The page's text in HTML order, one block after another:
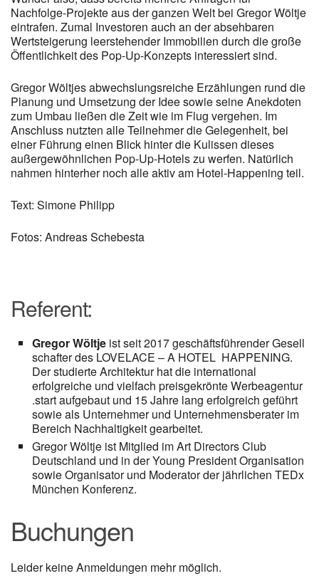
Nachfolge-Projekte aus der ganzen Welt bei Gregor Wöltje
eintrafen. Zumal Investoren auch an der absehbaren
Wertsteigerung leerstehender Immobilien durch die große
Öffentlichkeit des Pop-Up-Konzepts interessiert sind.
Gregor Wöltjes abwechslungsreiche Erzählungen rund die
Planung und Umsetzung der Idee sowie seine Anekdoten
zum Umbau ließen die Zeit wie im Flug vergehen. Im
Anschluss nutzten alle Teilnehmer die Gelegenheit, bei
einer Führung einen Blick hinter die Kulissen dieses
außergewöhnlichen Pop-Up-Hotels zu werfen. Natürlich
nahmen hinterher noch alle aktiv am Hotel-Happening teil.
Text: Simone Philipp
Fotos: Andreas Schebesta
Referent:
Gregor Wöltje ist seit 2017 geschäftsführender Gesell
schafter des LOVELACE – A HOTEL HAPPENING.
Der studierte Architektur hat die international
erfolgreiche und vielfach preisgekrönte Werbeagentur
.start aufgebaut und 15 Jahre lang erfolgreich geführt
sowie als Unternehmer und Unternehmensberater im
Bereich Nachhaltigkeit gearbeitet.
Gregor Wöltje ist Mitglied im Art Directors Club
Deutschland und in der Young President Organisation
sowie Organisator und Moderator der jährlichen TEDx
München Konferenz.
Buchungen
Leider keine Anmeldungen mehr möglich.